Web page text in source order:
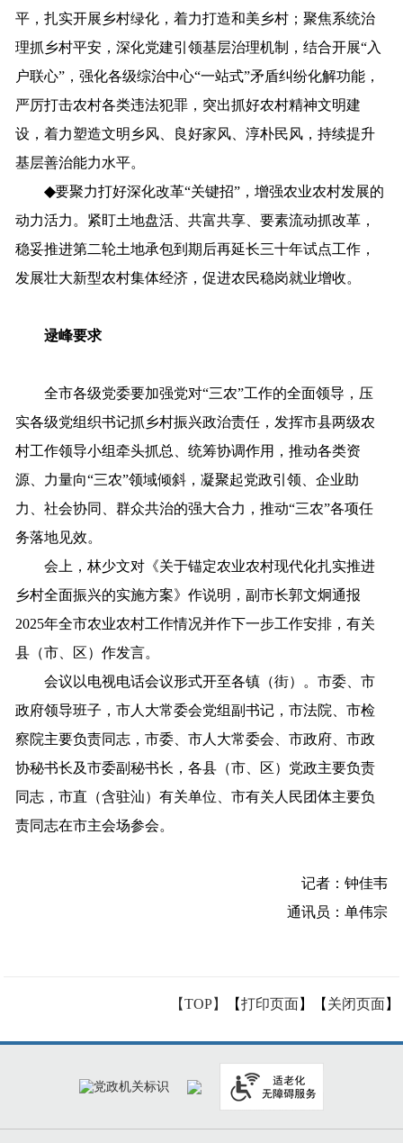
平，扎实开展乡村绿化，着力打造和美乡村；聚焦系统治
理抓乡村平安，深化党建引领基层治理机制，结合开展“入
户联心”，强化各级综治中心“一站式”矛盾纠纷化解功能，
严厉打击农村各类违法犯罪，突出抓好农村精神文明建
设，着力塑造文明乡风、良好家风、淳朴民风 ，持续提升
基层善治能力水平。
◆要聚力打好深化改革“关键招”，增强农业农村发展的
动力活力。 紧盯土地盘活、共富共享、要素流动抓改革，
稳妥推进第二轮土地承包到期后再延长三十年试点工作，
发展壮大新型农村集体经济，促进农民稳岗就业增收。
逯峰要求
全市各级党委要加强党对“三农”工作的全面领导， 压
实各级党组织书记抓乡村振兴政治责任 ， 发挥市县两级农
村工作领导小组牵头抓总、统筹协调作用，推动各类资
源、力量向“三农”领域倾斜，凝聚起党政引领、企业助
力、社会协同、群众共治的强大合力，推动“三农”各项任
务落地见效。
会上，林少文对 《关于锚定农业农村现代化扎实推进
乡村全面振兴的实施方案》作说明，副市长郭文炯通报
2025年全市农业农村工作情况并作下一步工作安排，有关
县 （市、 区）作发言。
会议以电视电话会议形式开至各镇（街）。市委、市
政府领导班子，市人大常委会党组副书记 ，市法院 、市检
察院主要负责同志 ，市委、市人大常委会、市政府、市政
协秘书长及市委副秘书长，各县（市、区）党政主要负责
同志，市直 （含驻汕）有关单位、市有关人民团体主要负
责同志在市主会场参会。
记者： 钟佳韦
通讯员： 单伟宗
【TOP】 【打印页面】【 关闭页面】